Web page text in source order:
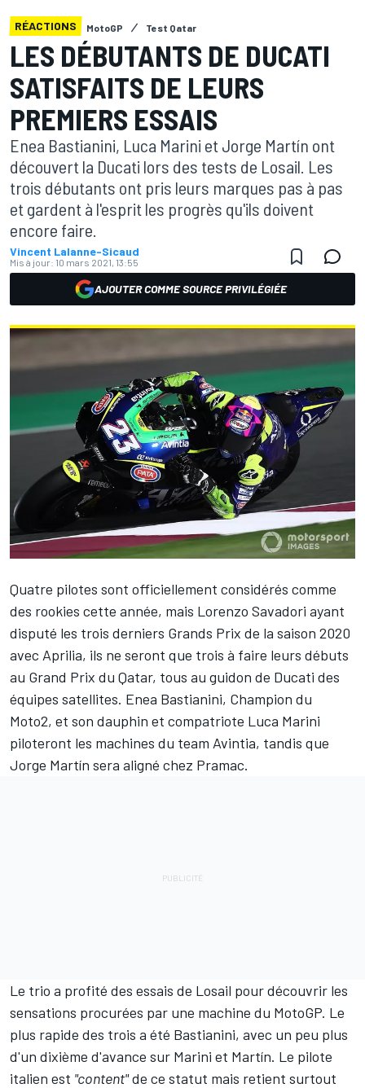
RÉACTIONS MotoGP Test Qatar
LES DÉBUTANTS DE DUCATI
SATISFAITS DE LEURS
PREMIERS ESSAIS
Enea Bastianini, Luca Marini et Jorge Martín ont
découvert la Ducati lors des tests de Losail. Les
trois débutants ont pris leurs marques pas à pas
et gardent à l'esprit les progrès qu'ils doivent
encore faire.
Vincent Lalanne-Sicaud
Mis à jour: 10 mars 2021, 13:55
AJOUTER COMME SOURCE PRIVILÉGIÉE
Quatre pilotes sont officiellement considérés comme
des rookies cette année, mais Lorenzo Savadori ayant
disputé les trois derniers Grands Prix de la saison 2020
avec Aprilia, ils ne seront que trois à faire leurs débuts
au Grand Prix du Qatar, tous au guidon de Ducati des
équipes satellites. Enea Bastianini, Champion du
Moto2, et son dauphin et compatriote Luca Marini
piloteront les machines du team Avintia, tandis que
Jorge Martín sera aligné chez Pramac.
Le trio a profité des essais de Losail pour découvrir les
sensations procurées par une machine du MotoGP. Le
plus rapide des trois a été Bastianini, avec un peu plus
d'un dixième d'avance sur Marini et Martín. Le pilote
italien est "content"de ce statut mais retient surtout